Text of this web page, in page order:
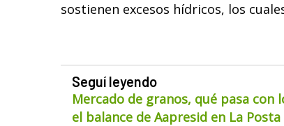
sostienen excesos hídricos, los
Seguí leyendo
Mercado de granos, qué pasa con
el balance de Aapresid en La Posta